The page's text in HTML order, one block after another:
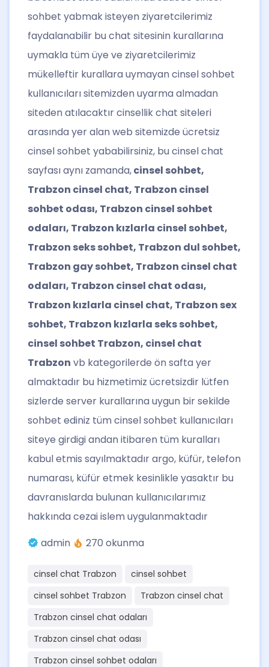
sohbet yabmak isteyen ziyaretcilerimiz
faydalanabilir bu chat sitesinin kurallarına
uymakla tüm üye ve ziyaretcilerimiz
mükelleftir kurallara uymayan cinsel sohbet
kullanıcıları sitemizden uyarma almadan
siteden atılacaktır cinsellik chat siteleri
arasında yer alan web sitemizde ücretsiz
cinsel sohbet yababilirsiniz, bu cinsel chat
sayfası aynı zamanda,cinsel sohbet,
Trabzon cinsel chat, Trabzon cinsel
sohbet odası, Trabzon cinsel sohbet
odaları, Trabzon kızlarla cinsel sohbet,
Trabzon seks sohbet, Trabzon dul sohbet,
Trabzon gay sohbet, Trabzon cinsel chat
odaları, Trabzon cinsel chat odası,
Trabzon kızlarla cinsel chat, Trabzon sex
sohbet, Trabzon kızlarla seks sohbet,
cinsel sohbet Trabzon, cinsel chat
Trabzon vb kategorilerde ön safta yer
almaktadır bu hizmetimiz ücretsizdir lütfen
sizlerde server kurallarına uygun bir sekilde
sohbet ediniz tüm cinsel sohbet kullanıcıları
siteye girdigi andan itibaren tüm kuralları
kabul etmis sayılmaktadır argo, küfür, telefon
numarası, küfür etmek kesinlikle yasaktır bu
davranıslarda bulunan kullanıcılarımız
hakkında cezai islem uygulanmaktadır
admin
270 okunma
cinsel chat Trabzon
cinsel sohbet
cinsel sohbet Trabzon
Trabzon cinsel chat
Trabzon cinsel chat odaları
Trabzon cinsel chat odası
Trabzon cinsel sohbet odaları